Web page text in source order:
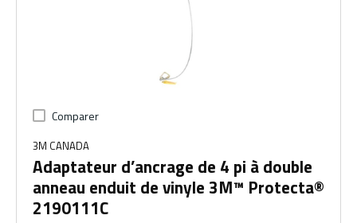
Comparer
3M CANADA
Adaptateur d’ancrage de 4 pi à double
anneau enduit de vinyle 3M™ Protecta®
2190111C